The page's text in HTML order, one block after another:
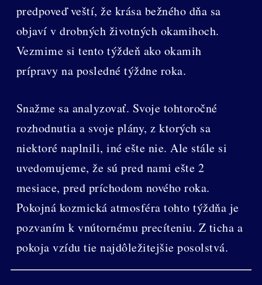
predpoveď veští, že krása bežného dňa sa
objaví v drobných životných okamihoch.
Vezmime si tento týždeň ako okamih
prípravy na posledné týždne roka.
Snažme sa analyzovať. Svoje tohtoročné
rozhodnutia a svoje plány, z ktorých sa
niektoré naplnili, iné ešte nie. Ale stále si
uvedomujeme, že sú pred nami ešte 2
mesiace, pred príchodom nového roka.
Pokojná kozmická atmosféra tohto týždňa je
pozvaním k vnútornému precíteniu. Z ticha a
pokoja vzídu tie najdôležitejšie posolstvá.